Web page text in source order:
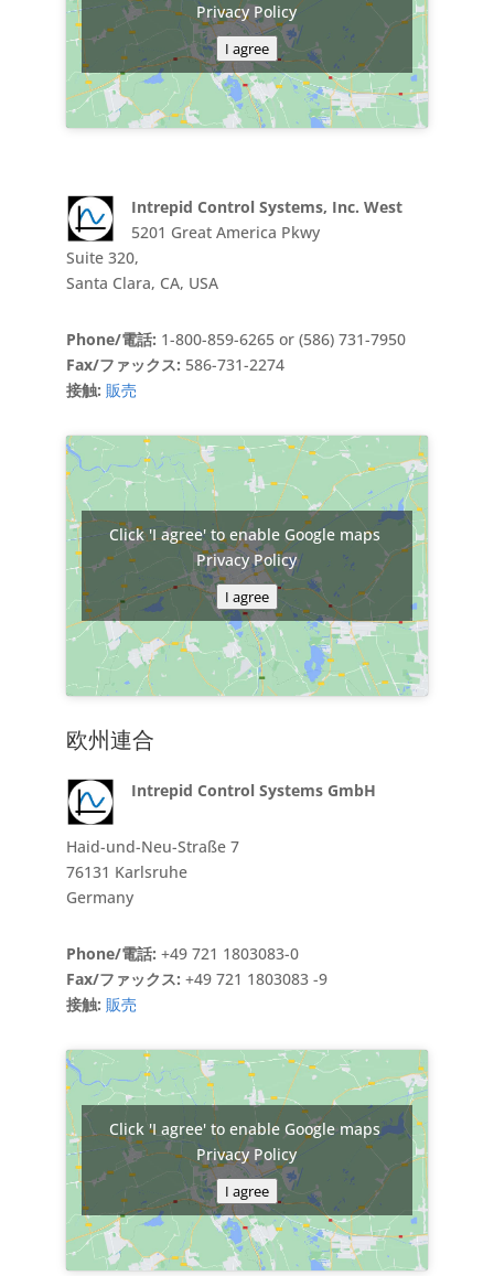
Privacy Policy
I agree
Intrepid Control Systems, Inc. West
5201 Great America Pkwy
Suite 320,
Santa Clara, CA, USA
Phone/電話: 1-800-859-6265 or (586) 731-7950
Fax/ファックス: 586-731-2274
接触: 販売
Click 'I agree' to enable Google maps
Privacy Policy
I agree
欧州連合
Intrepid Control Systems GmbH
Haid-und-Neu-Straße 7
76131 Karlsruhe
Germany
Phone/電話: +49 721 1803083-0
Fax/ファックス: +49 721 1803083 -9
接触: 販売
Click 'I agree' to enable Google maps
Privacy Policy
I agree